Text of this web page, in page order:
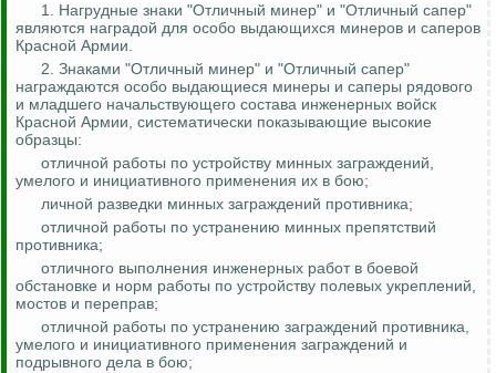
1. Нагрудные знаки "Отличный минер" и "Отличный сапер"
являются наградой для особо выдающихся минеров и саперов
Красной Армии.
2. Знаками "Отличный минер" и "Отличный сапер"
награждаются особо выдающиеся минеры и саперы рядового
и младшего начальствующего состава инженерных войск
Красной Армии, систематически показывающие высокие
образцы:
отличной работы по устройству минных заграждений,
умелого и инициативного применения их в бою;
личной разведки минных заграждений противника;
отличной работы по устранению минных препятствий
противника;
отличного выполнения инженерных работ в боевой
обстановке и норм работы по устройству полевых укреплений,
мостов и переправ;
отличной работы по устранению заграждений противника,
умелого и инициативного применения заграждений и
подрывного дела в бою;